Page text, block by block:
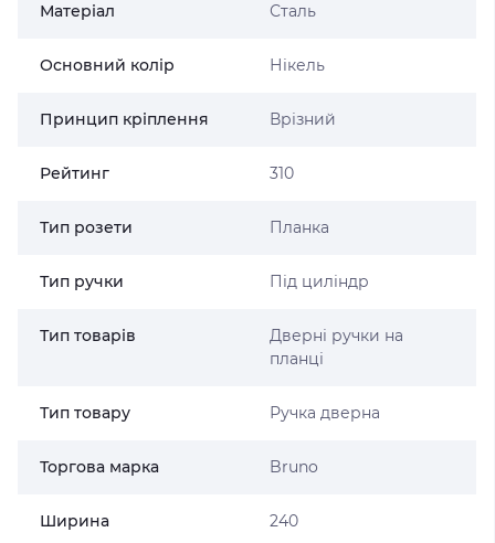
Матеріал Сталь
Основний колір Нікель
Принцип кріплення Врізний
Рейтинг 310
Тип розети Планка
Тип ручки Під циліндр
Тип товарів
Дверні ручки на
планці
Тип товару Ручка дверна
Торгова марка Bruno
Ширина 240